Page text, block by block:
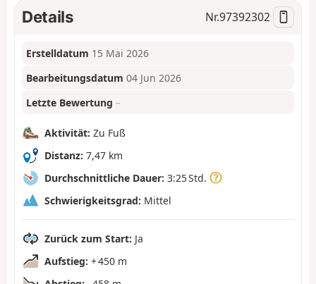
Details Nr.97392302
Erstelldatum 15 Mai 2026
Bearbeitungsdatum 04 Jun 2026
Letzte Bewertung –
Aktivität: Zu Fuß
Distanz: 7,47 km
Durchschnittliche Dauer: 3:25 Std.
Schwierigkeitsgrad: Mittel
Zurück zum Start: Ja
Aufstieg: + 450 m